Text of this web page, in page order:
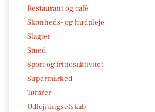
Restaurant og café
Skønheds- og hudpleje
Slagter
Smed
Sport og fritidsaktivitet
Supermarked
Tømrer
Udlejningselskab